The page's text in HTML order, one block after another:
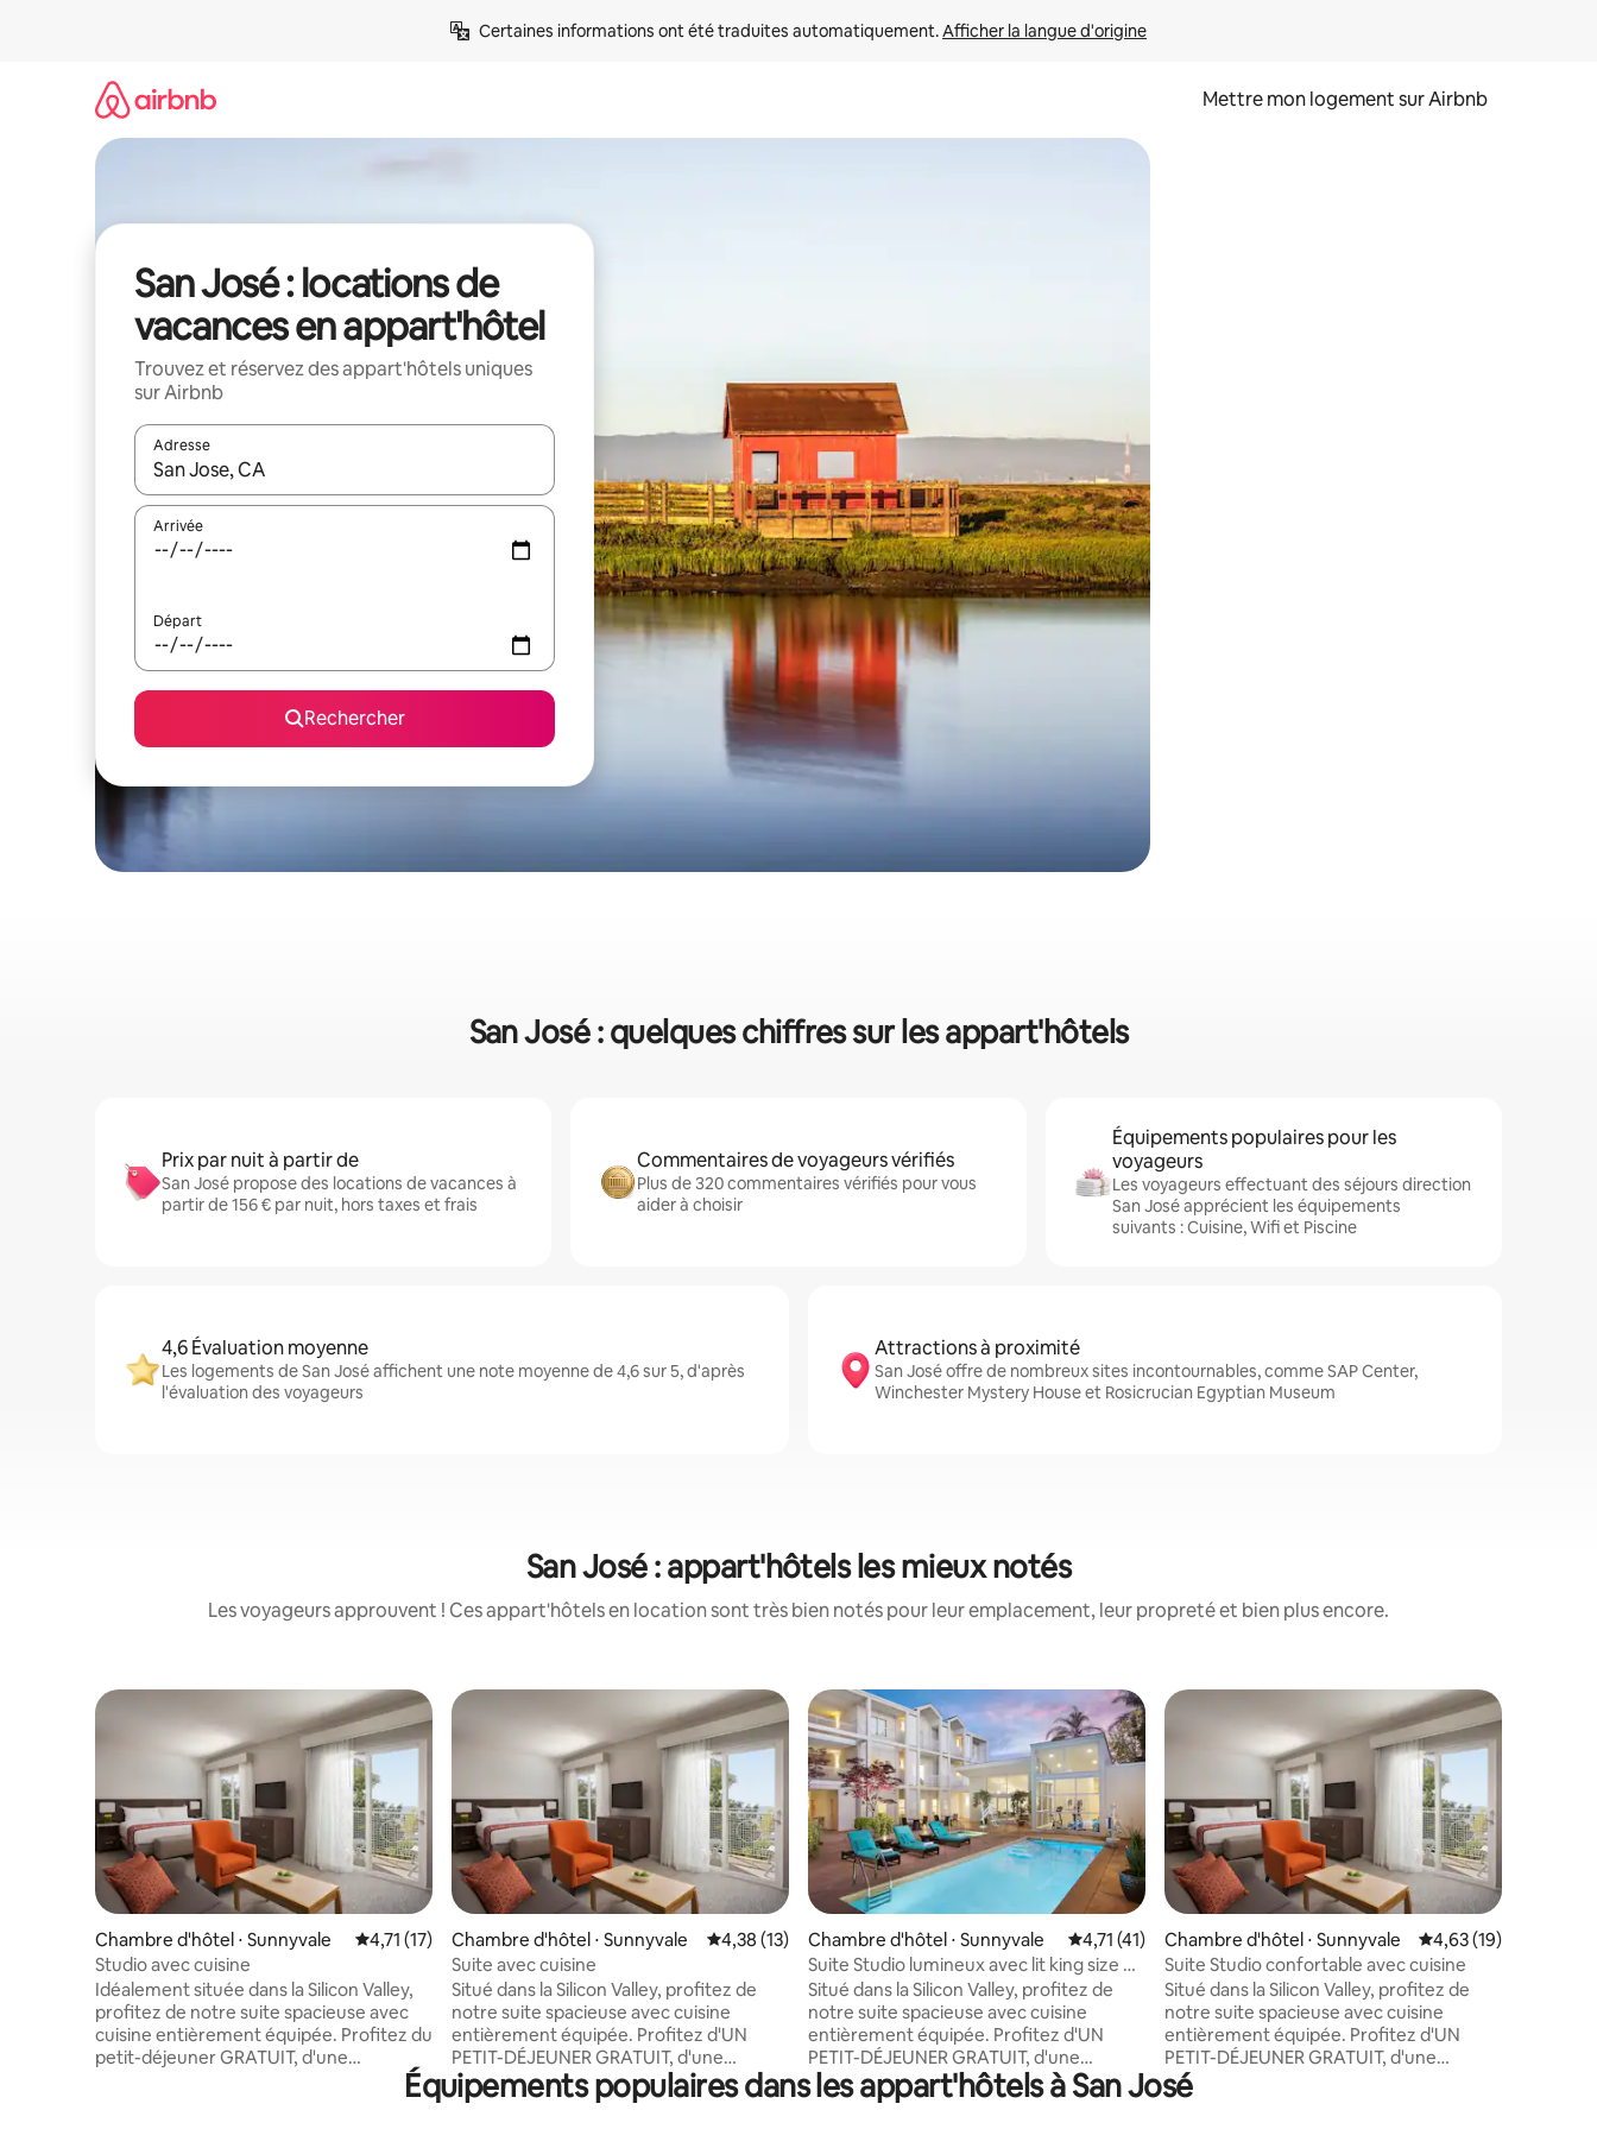
Certaines informations ont été traduites automatiquement. Afficher la langue d'origine
Mettre mon logement sur Airbnb
San José : locations de
vacances en appart'hôtel
Trouvez et réservez des appart'hôtels uniques
sur Airbnb
Adresse
Lorsque les résultats s'affichent, utilisez les flèches vers le haut et vers le bas pour les parcourir ou en appuyant et en faisant glisser.
Arrivée
Départ
Rechercher
San José : quelques chiffres sur les appart'hôtels
Prix par nuit à partir de
San José propose des locations de vacances à
partir de 156 € par nuit, hors taxes et frais
Commentaires de voyageurs vérifiés
Plus de 320 commentaires vérifiés pour vous
aider à choisir
Équipements populaires pour les
voyageurs
Les voyageurs effectuant des séjours direction
San José apprécient les équipements
suivants : Cuisine, Wifi et Piscine
4,6 Évaluation moyenne
Les logements de San José affichent une note moyenne de 4,6 sur 5, d'après
l'évaluation des voyageurs
Attractions à proximité
San José offre de nombreux sites incontournables, comme SAP Center,
Winchester Mystery House et Rosicrucian Egyptian Museum
San José : appart'hôtels les mieux notés
Les voyageurs approuvent ! Ces appart'hôtels en location sont très bien notés pour leur emplacement, leur propreté et bien plus encore.
Chambre d'hôtel ⋅ Sunnyvale Évaluation moyenne sur la base de 17 commentaires : 4,71 sur 5
4,71 (17)
Studio avec cuisine
Idéalement située dans la Silicon Valley,
profitez de notre suite spacieuse avec
cuisine entièrement équipée. Profitez du
petit-déjeuner GRATUIT, d'une
connexion Internet sans fil GRATUITE et
Chambre d'hôtel ⋅ Sunnyvale Évaluation moyenne sur la base de 13 commentaires : 4,38 sur 5
4,38 (13)
Suite avec cuisine
Situé dans la Silicon Valley, profitez de
notre suite spacieuse avec cuisine
entièrement équipée. Profitez d'UN
PETIT-DÉJEUNER GRATUIT, d'une
connexion Internet sans fil GRATUITE et
plus encore. En face de Safeway
Chambre d'hôtel ⋅ Sunnyvale Évaluation moyenne sur la base de 41 commentaires : 4,71 sur 5
4,71 (41)
Suite Studio lumineux avec lit king size et
cuisine
Situé dans la Silicon Valley, profitez de
notre suite spacieuse avec cuisine
entièrement équipée. Profitez d'UN
PETIT-DÉJEUNER GRATUIT, d'une
connexion Internet sans fil GRATUITE et
plus encore. En face de Safeway
Chambre d'hôtel ⋅ Sunnyvale Évaluation moyenne
4,63 (19)
Suite Studio confortable avec cuisine
Situé dans la Silicon Valley, profitez de
notre suite spacieuse avec cuisine
entièrement équipée. Profitez d'UN
PETIT-DÉJEUNER GRATUIT, d'une
connexion Internet sans fil GRATUITE et
plus encore. En face de Safeway
Équipements populaires dans les appart'hôtels à San José